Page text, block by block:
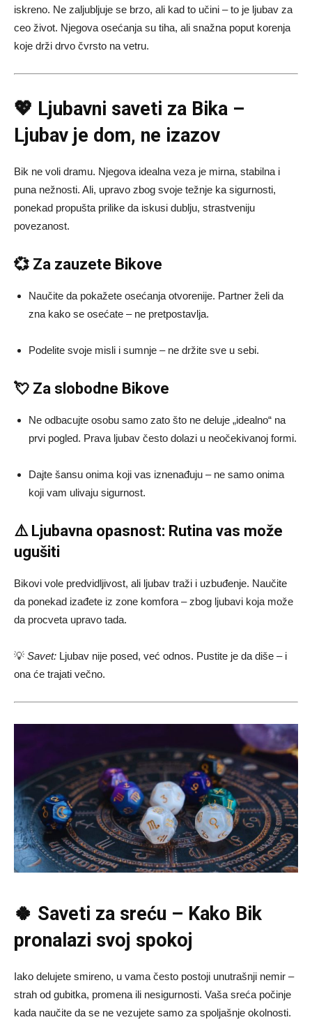
iskreno. Ne zaljubljuje se brzo, ali kad to učini – to je ljubav za
ceo život. Njegova osećanja su tiha, ali snažna poput korenja
koje drži drvo čvrsto na vetru.
💖 Ljubavni saveti za Bika –
Ljubav je dom, ne izazov
Bik ne voli dramu. Njegova idealna veza je mirna, stabilna i
puna nežnosti. Ali, upravo zbog svoje težnje ka sigurnosti,
ponekad propušta prilike da iskusi dublju, strastveniju
povezanost.
💞 Za zauzete Bikove
Naučite da pokažete osećanja otvorenije. Partner želi da
zna kako se osećate – ne pretpostavlja.
Podelite svoje misli i sumnje – ne držite sve u sebi.
💘 Za slobodne Bikove
Ne odbacujte osobu samo zato što ne deluje „idealno“ na
prvi pogled. Prava ljubav često dolazi u neočekivanoj formi.
Dajte šansu onima koji vas iznenađuju – ne samo onima
koji vam ulivaju sigurnost.
⚠️ Ljubavna opasnost: Rutina vas može
ugušiti
Bikovi vole predvidljivost, ali ljubav traži i uzbuđenje. Naučite
da ponekad izađete iz zone komfora – zbog ljubavi koja može
da procveta upravo tada.
💡 Savet: Ljubav nije posed, već odnos. Pustite je da diše – i
ona će trajati večno.
🍀 Saveti za sreću – Kako Bik
pronalazi svoj spokoj
Iako delujete smireno, u vama često postoji unutrašnji nemir –
strah od gubitka, promena ili nesigurnosti. Vaša sreća počinje
kada naučite da se ne vezujete samo za spoljašnje okolnosti.